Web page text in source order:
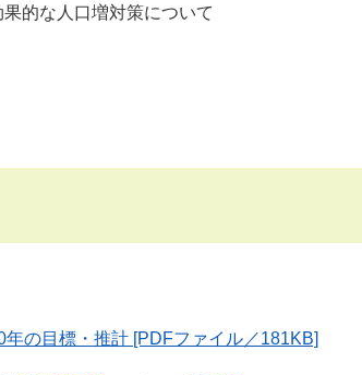
な人口増対策について
年の目標・推計 [PDFファイル／181KB]